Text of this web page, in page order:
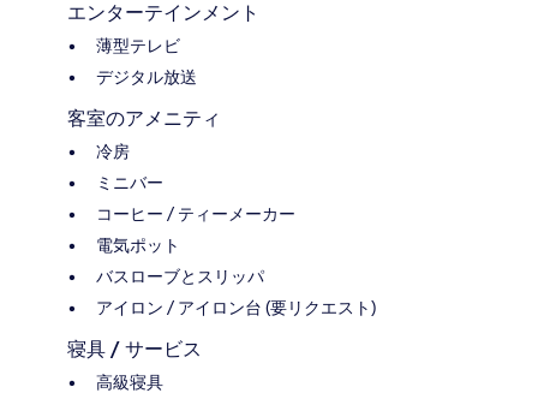
エンターテインメント
薄型テレビ
デジタル放送
客室のアメニティ
冷房
ミニバー
コーヒー / ティーメーカー
電気ポット
バスローブとスリッパ
アイロン / アイロン台 (要リクエスト)
寝具 / サービス
高級寝具